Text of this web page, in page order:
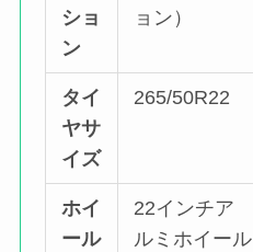
ショ
ン
ョン）
タイ
ヤサ
イズ
265/50R22
ホイ
ール
22インチア
ルミホイール